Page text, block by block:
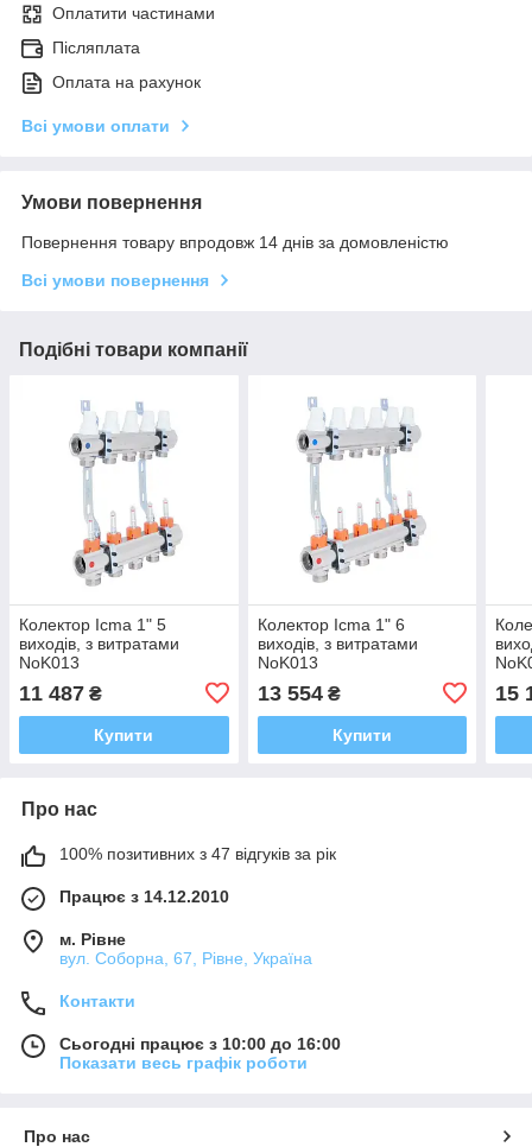
Оплатити частинами
Післяплата
Оплата на рахунок
Всі умови оплати
Умови повернення
Повернення товару впродовж 14 днів за домовленістю
Всі умови повернення
Подібні товари компанії
Колектор Icma 1" 5
виходів, з витратами
NoK013
11 487 ₴
Купити
Колектор Icma 1" 6
виходів, з витратами
NoK013
13 554₴
Купити
15
Про нас
100% позитивних з 47 відгуків за рік
Працює з 14.12.2010
м. Рівне
вул. Соборна, 67, Рівне, Україна
Контакти
Сьогодні працює з 10:00 до 16:00
Показати весь графік роботи
Про нас